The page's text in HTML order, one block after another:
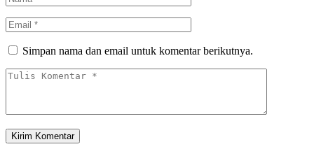
Simpan nama dan email untuk komentar berikutnya.